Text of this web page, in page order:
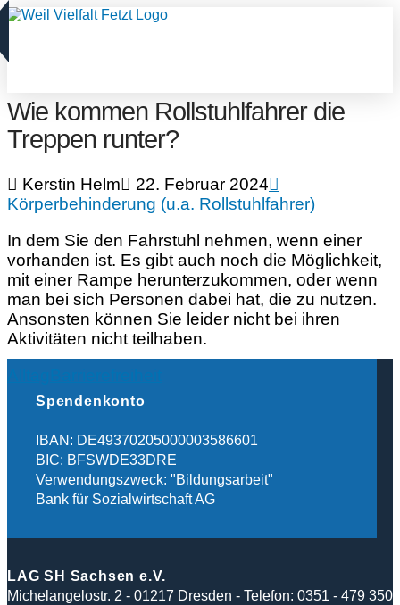
Wie kommen Rollstuhlfahrer die
Treppen runter?
Kerstin Helm
22. Februar 2024
Körperbehinderung (u.a. Rollstuhlfahrer)
In dem Sie den Fahrstuhl nehmen, wenn einer
vorhanden ist. Es gibt auch noch die Möglichkeit,
mit einer Rampe herunterzukommen, oder wenn
man bei sich Personen dabei hat, die zu nutzen.
Ansonsten können Sie leider nicht bei ihren
Aktivitäten nicht teilhaben.
Spendenkonto
IBAN: DE49370205000003586601
BIC: BFSWDE33DRE
Verwendungszweck: "Bildungsarbeit"
Bank für Sozialwirtschaft AG
LAG SH Sachsen e.V.
Michelangelostr. 2 - 01217 Dresden - Telefon: 0351 - 479 350